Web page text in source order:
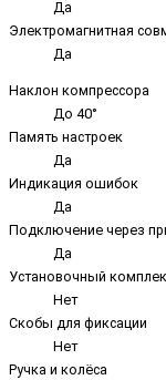
Да
Электромагнитная
Да
Наклон компрессора
До 40°
Память настроек
Да
Индикация ошибок
Да
Подключение через
Да
Установочный
Нет
Скобы для фиксации
Нет
Ручка и колёса